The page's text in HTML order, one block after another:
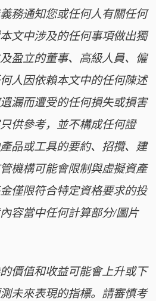
務通知您或任何人有關任何
文中涉及的任何事項做出獨
盈立的董事、高級人員、僱
人因依賴本文中的任何陳述
漏而遭受的任何損失或損害
供參考，並不構成任何證
品或工具的要約、招攬、建
機構可能會限制與虛擬資產
僅限符合特定資格要求的投
容當中任何計算部分/圖片
價值和收益可能會上升或下
未來表現的指標。請審慎考